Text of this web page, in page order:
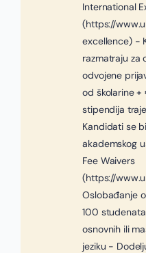
International
(https://
excellence) -
razmatraju za
odvojene
od školarine
stipendija
Kandidati se
akademskog
Fee Waivers
(https://
Oslobađanje
100
osnovnih ili
jeziku -